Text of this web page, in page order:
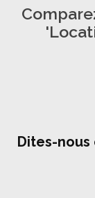
Dites-nous